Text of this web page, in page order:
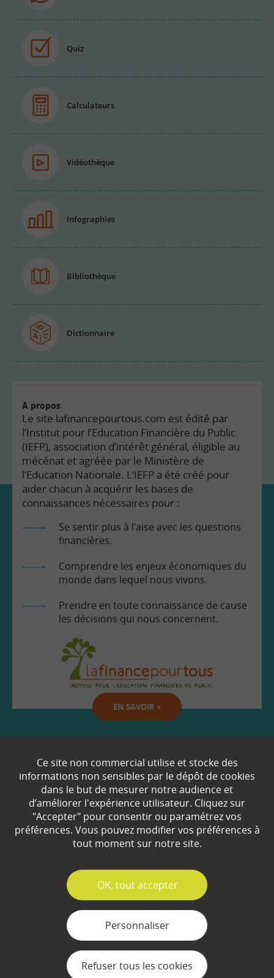
Quiz
Calculateurs
Vidéothèque
Infographies
Bibliothèque
Dictionnaire
À propos
Le site lafinancepourtous.com est édité par
l’Institut pour l’Education Financière du Public
(IEFP), association d’intérêt général, éligible au
mécénat et agréée par le Ministère de
l’Education Nationale. L’IEFP a été créé pour
aider chacun à acquérir les bases de
connaissances nécessaires pour :
Se sentir plus à l’aise avec les questions
financières.
Comprendre les enjeux économiques du
monde dans lequel nous vivons.
Prendre en toute connaissance de cause
les décisions qui nous concernent.
EN SAVOIR +
Partenaires
Espace Presse
Plan du site
Mentions légales
Ce site non commercial utilise et stocke des
informations non sensibles par le dépôt de cookies
dans le but de mesurer notre audience et
d’améliorer l'expérience utilisateur. Cliquez sur
"Accepter" pour consentir ou paramétrez vos
préférences. Vous pouvez modifier vos préférences à
tout moment sur notre site.
✓
OK, tout accepter
Personnaliser
Refuser tous les cookies